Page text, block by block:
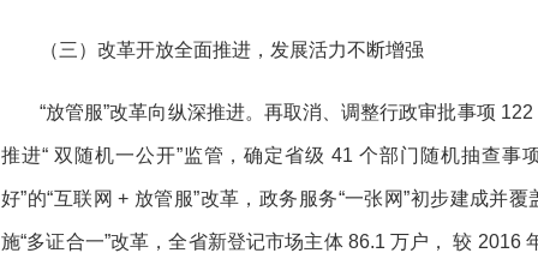
（三）改革开放全面推进，发展活力不断增强
“放管服”改革向纵深推进。再取消、调整行政审批事项
推进“ 双随机一公开”监管，确定省级 41 个部门随机抽查事
好”的“互联网 + 放管服”改革，政务服务“一张网”初步建成并
施“多证合一”改革，全省新登记市场主体 86.1 万户， 较 2016